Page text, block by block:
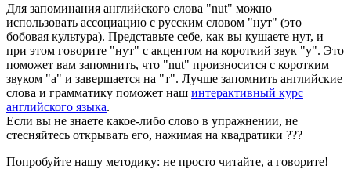
Для запоминания английского слова "nut" можно
использовать ассоциацию с русским словом "нут" (это
бобовая культура). Представьте себе, как вы кушаете нут, и
при этом говорите "нут" с акцентом на короткий звук "у". Это
поможет вам запомнить, что "nut" произносится с коротким
звуком "а" и завершается на "т". Лучше запомнить английские
слова и грамматику поможет наш интерактивный курс
английского языка.
Если вы не знаете какое-либо слово в упражнении, не
стесняйтесь открывать его, нажимая на квадратики ???
Попробуйте нашу методику: не просто читайте, а говорите!